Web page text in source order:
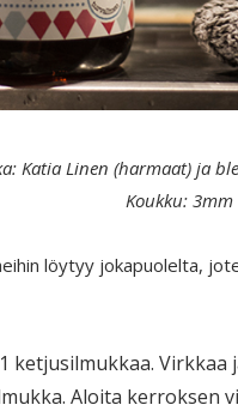
Katia Linen (harmaat) ja
Koukku: 3mm
löytyy jokapuolelta,
ketjusilmukkaa.
Aloita kerroksen